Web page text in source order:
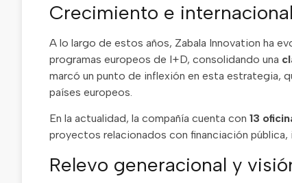
Crecimiento e
A lo largo de estos años, Zabala Innovation ha
programas europeos de I+D, consolidando una
marcó un punto de inflexión en esta estrategia,
países europeos.
En la actualidad, la compañía cuenta con 13
proyectos relacionados con financiación
Relevo generacional y